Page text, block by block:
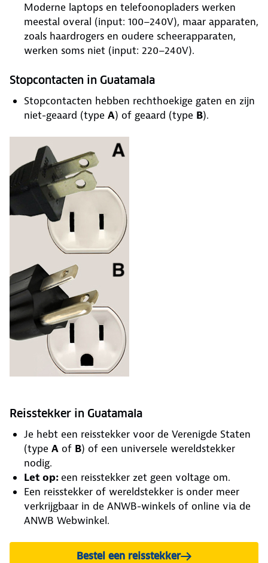
Moderne laptops en telefoonopladers werken
meestal overal (input: 100–240V), maar apparaten,
zoals haardrogers en oudere scheerapparaten,
werken soms niet (input: 220–240V).
Stopcontacten in Guatamala
Stopcontacten hebben rechthoekige gaten en zijn
niet-geaard (type A) of geaard (type B).
Reisstekker in Guatamala
Je hebt een reisstekker voor de Verenigde Staten
(type A of B) of een universele wereldstekker
nodig.
Let op: een reisstekker zet geen voltage om.
Een reisstekker of wereldstekker is onder meer
verkrijgbaar in de ANWB-winkels of online via de
ANWB Webwinkel.
Bestel een reisstekker